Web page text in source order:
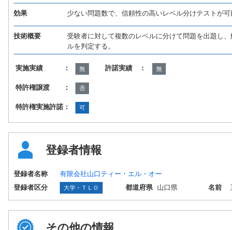
効果 少ない問題数で、信頼性の高いレベル分けテストが可
技術概要
受験者に対して複数のレベルに分けて問題を出題し
ルを判定する。
実施実績 ： 無 許諾実績 ： 無
特許権譲渡 ： 否
特許権実施許諾： 可
登録者情報
登録者名称
有限会社山口ティー・エル・オー
登録者区分
大学・ＴＬＯ 都道府県 山口県 名前